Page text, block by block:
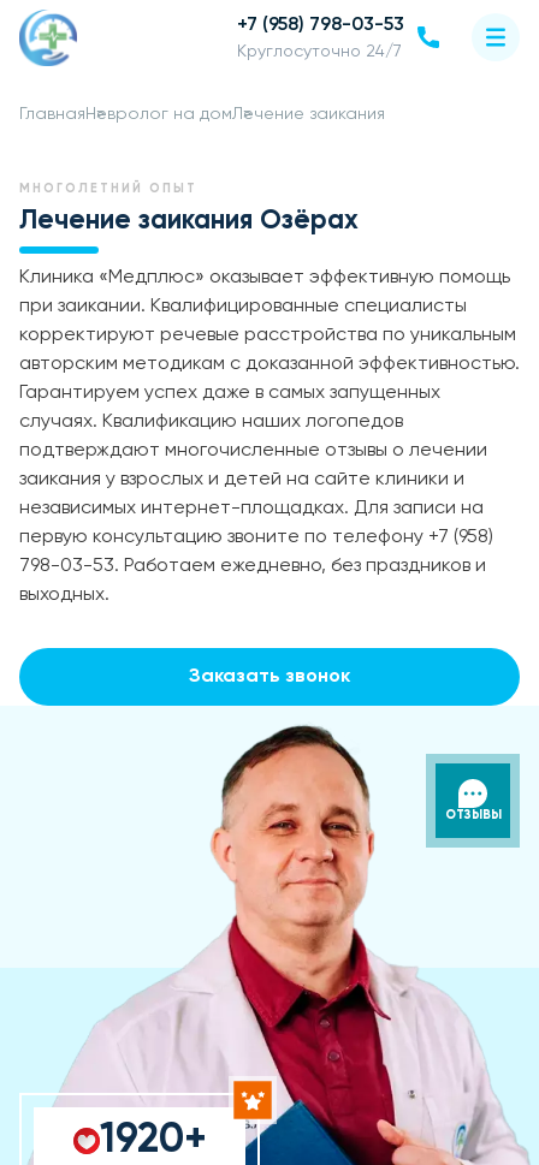
+7 (958) 798-03-53
Круглосуточно 24/7
Главная Невролог на домЛечение заикания
МНОГОЛЕТНИЙ ОПЫТ
Лечение заикания Озёрах
Клиника «Медплюс» оказывает эффективную помощь
при заикании. Квалифицированные специалисты
корректируют речевые расстройства по уникальным
авторским методикам с доказанной эффективностью.
Гарантируем успех даже в самых запущенных
случаях. Квалификацию наших логопедов
подтверждают многочисленные отзывы о лечении
заикания у взрослых и детей на сайте клиники и
независимых интернет-площадках. Для записи на
первую консультацию звоните по телефону +7 (958)
798-03-53. Работаем ежедневно, без праздников и
выходных.
Заказать звонок
1920+
ОТЗЫВЫ